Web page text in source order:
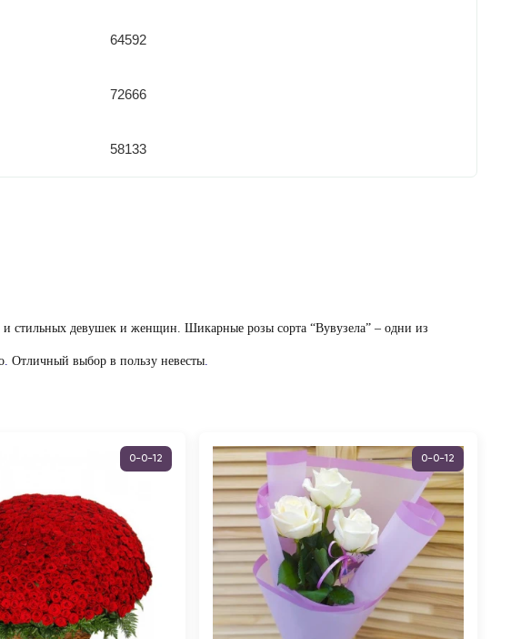
64592
72666
58133
стильных девушек и женщин. Шикарные розы сорта “Вувузела” – одни из
Отличный выбор в пользу невесты
0-0-12 0-0-12